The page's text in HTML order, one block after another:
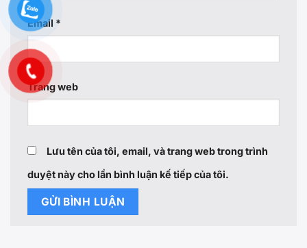
Email *
Trang web
Lưu tên của tôi, email, và trang web trong trình
duyệt này cho lần bình luận kế tiếp của tôi.